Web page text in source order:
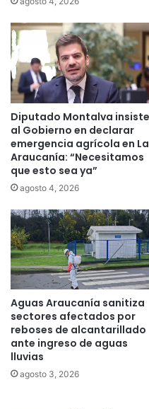
Diputado Montalva insiste
al Gobierno en declarar
emergencia agrícola en La
Araucanía: “Necesitamos
que esto sea ya”
agosto 4, 2026
Aguas Araucanía sanitiza
sectores afectados por
reboses de alcantarillado
ante ingreso de aguas
lluvias
agosto 3, 2026